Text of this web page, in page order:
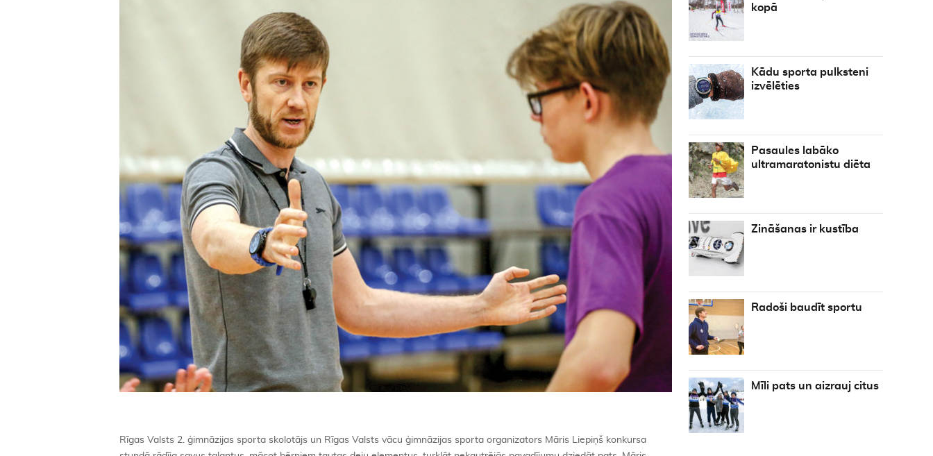
Rīgas Valsts 2. ģimnāzijas sporta skolotājs un Rīgas Valsts vācu ģimnāzijas sporta organizators Māris Liepiņš konkursa
kopā
Kādu sporta pulksteni
izvēlēties
Pasaules labāko
ultramaratonistu diēta
Zināšanas ir kustība
Radoši baudīt sportu
Mīli pats un aizrauj citus